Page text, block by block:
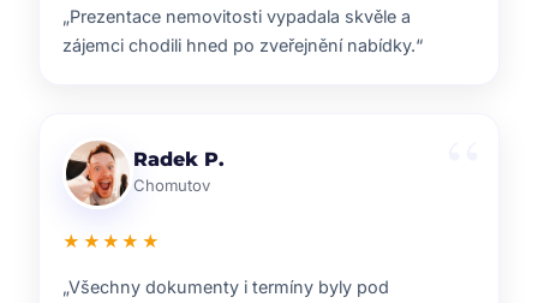
„Rychlá reakce, dobrý marketing a férové jednání.
Přesně takhle si představuji realitní služby.“
Pavel B.
Brno
★★★★★
„Od prvního setkání bylo jasné, že ví, co dělají.